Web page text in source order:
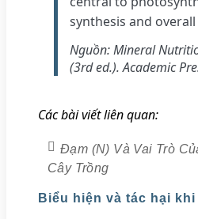
synthesis and
Nguồn: Mineral
(3rd ed.). Academic
Các bài viết liên quan:
Đạm (N) Và Vai Trò
Cây Trồng
Biểu hiện và tác hại